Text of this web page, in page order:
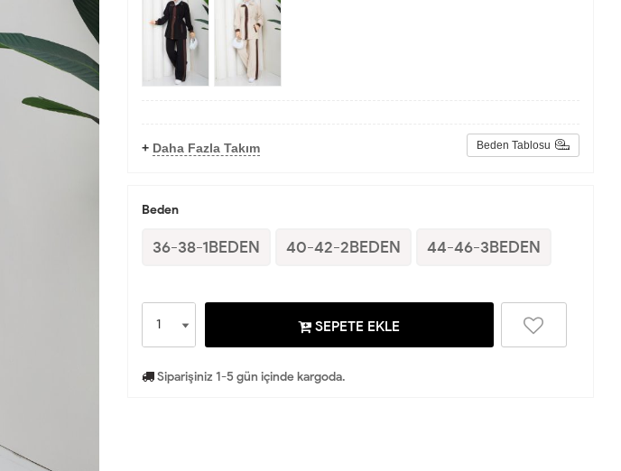
+ Daha Fazla Takım Beden Tablosu
Beden
36-38-1BEDEN 40-42-2BEDEN 44-46-3BEDEN
SEPETE EKLE
Siparişiniz 1-5 gün içinde kargoda.